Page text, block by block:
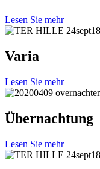
Lesen Sie mehr
Varia
Lesen Sie mehr
Übernachtung
Lesen Sie mehr